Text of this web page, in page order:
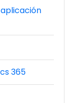
365